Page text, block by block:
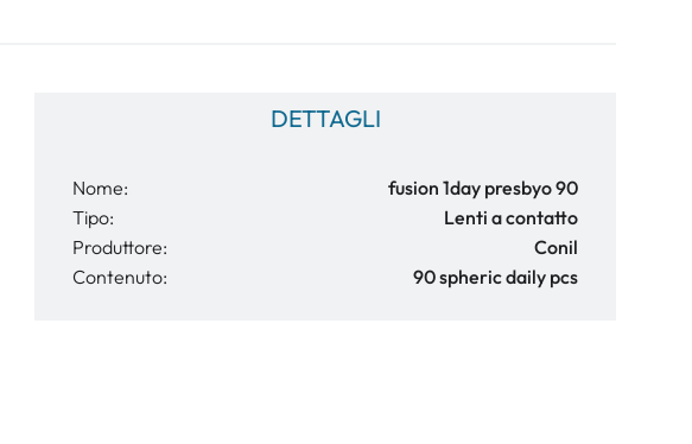
DETTAGLI
Nome:
fusion 1day presbyo 90
Tipo:
Lenti a contatto
Produttore:
Conil
Contenuto:
90 spheric daily pcs